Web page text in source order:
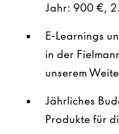
Jahr: 900 €,
E-Learnings
in der
unserem
Jährliches
Produkte für